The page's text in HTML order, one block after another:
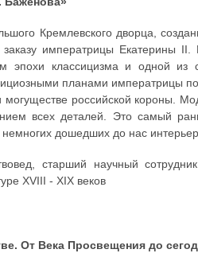
Кремлевского дворца,
императрицы Екатерины
эпохи классицизма и одной из
планами императрицы
российской короны.
всех деталей. Это самый
дошедших до нас
старший научный
XVIII - XIX веков
От Века Просвещения до